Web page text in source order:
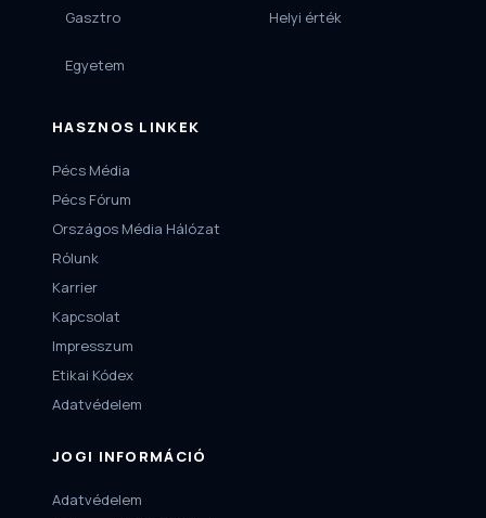
Gasztro
Egyetem
Helyi érték
HASZNOS LINKEK
Pécs Média
Pécs Fórum
Országos Média Hálózat
Rólunk
Karrier
Kapcsolat
Impresszum
Etikai Kódex
Adatvédelem
JOGI INFORMÁCIÓ
Adatvédelem